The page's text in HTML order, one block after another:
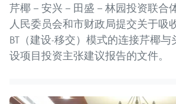
芹椰－安兴－田盛－林园投资联合
人民委员会和市财政局提交关于吸
BT（建设-移交）模式的连接芹椰
设项目投资主张建议报告的文件。